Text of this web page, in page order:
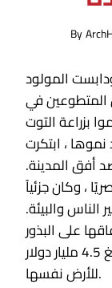
By
بودابست المولود
في
بزراعة التوت
، ابتكرت
أفق المدينة.
، وكان جزئياً
الناس والبيئة.
على البذور
في تناقض صارخ مع تقييم الأرض البالغ 4.5 مليار دولار
للأرض نفسها.